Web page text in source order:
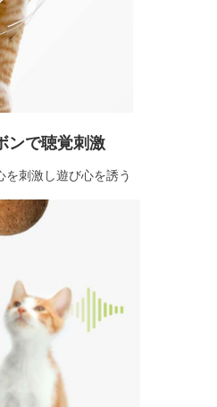
ンで聴覚刺激
刺激し遊び心を誘う